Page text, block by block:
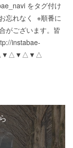
をタグ付け
忘れなく ️ ※順番に
がございます。 皆
instabae-